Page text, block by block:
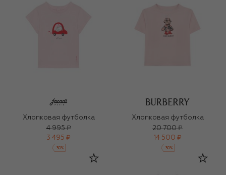
Хлопковая футболка
4 995 ₽
3 495 ₽
-30%
Хлопковая футболка
20 700 ₽
14 500 ₽
-30%